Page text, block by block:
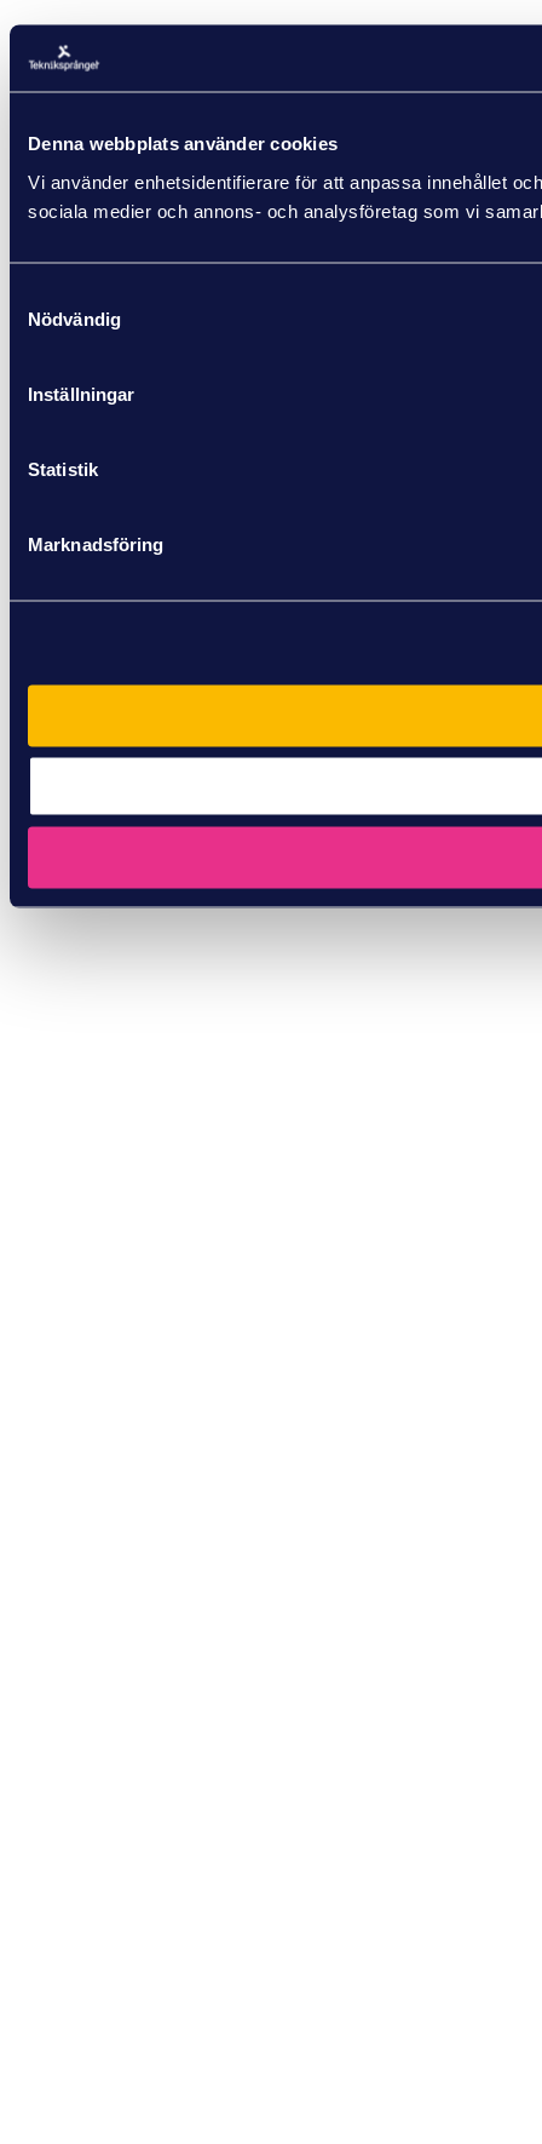
Denna webbplats använder cookies
Vi använder enhetsidentifierare för att anpassa innehållet
sociala medier och annons- och analysföretag som vi
Nödvändig
Inställningar
Statistik
Marknadsföring